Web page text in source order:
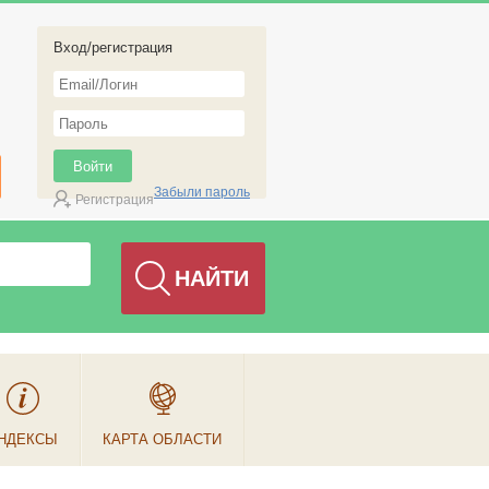
Вход/регистрация
РегистрацияЗабыли пароль
КАРТА ОБЛАСТИ